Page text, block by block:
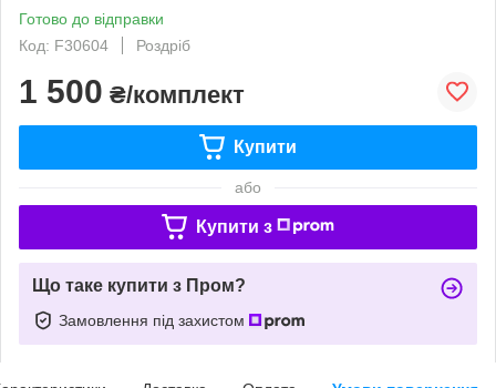
Готово до відправки
Код: F30604
Роздріб
1 500 ₴/комплект
Купити
або
Купити з
Що таке купити з Пром?
Замовлення під захистом